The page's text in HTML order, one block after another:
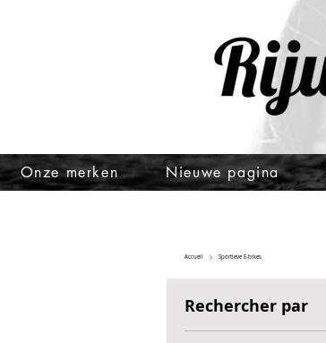
Onze merken Nieuwe pagina
Accueil Sportieve E-bikes
Rechercher par